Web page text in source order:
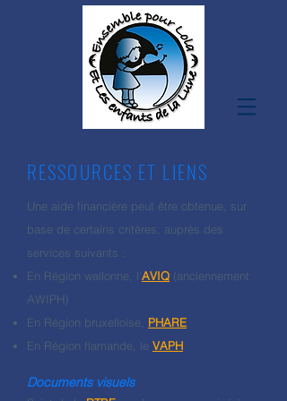
RESSOURCES ET LIENS
Une aide financière peut être obtenue, sur
base de certains critères, auprès des
services suivants :
En Région wallonne, l’AVIQ (anciennement
AWIPH)
En Région bruxelloise, PHARE
En Région flamande, le VAPH
Documents visuels